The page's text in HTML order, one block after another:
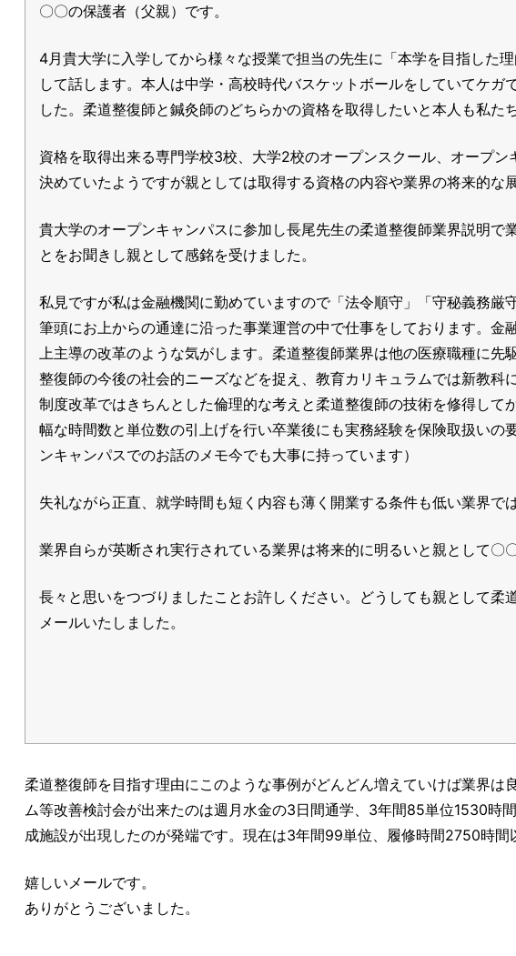
〇〇の保護者（父親）です。
4月貴大学に入学してから様々な授業で担当の先生に「本学を目指した
して話します。本人は中学・高校時代バスケットボールをしていてケ
した。柔道整復師と鍼灸師のどちらかの資格を取得したいと本人も私た
資格を取得出来る専門学校3校、大学2校のオープンスクール、オープ
決めていたようですが親としては取得する資格の内容や業界の将来的な
貴大学のオープンキャンパスに参加し長尾先生の柔道整復師業界説明で
とをお聞きし親として感銘を受けました。
私見ですが私は金融機関に勤めていますので「法令順守」「守秘義務
筆頭にお上からの通達に沿った事業運営の中で仕事をしております。
上主導の改革のような気がします。柔道整復師業界は他の医療職種に
整復師の今後の社会的ニーズなどを捉え、教育カリキュラムでは新教科
制度改革ではきちんとした倫理的な考えと柔道整復師の技術を修得し
幅な時間数と単位数の引上げを行い卒業後にも実務経験を保険取扱い
ンキャンパスでのお話のメモ今でも大事に持っています）
失礼ながら正直、就学時間も短く内容も薄く開業する条件も低い業界で
業界自らが英断され実行されている業界は将来的に明るいと親として〇
長々と思いをつづりましたことお許しください。どうしても親として柔
メールいたしました。
柔道整復師を目指す理由にこのような事例がどんどん増えていけば業界は
ム等改善検討会が出来たのは週月水金の3日間通学、3年間85単位1530時
成施設が出現したのが発端です。現在は3年間99単位、履修時間2750時間
嬉しいメールです。
ありがとうございました。